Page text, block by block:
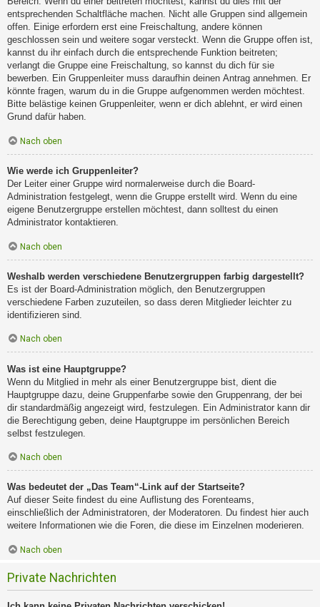
entsprechenden Schaltfläche machen. Nicht alle Gruppen sind allgemein
offen. Einige erfordern erst eine Freischaltung, andere können
geschlossen sein und weitere sogar versteckt. Wenn die Gruppe offen ist,
kannst du ihr einfach durch die entsprechende Funktion beitreten;
verlangt die Gruppe eine Freischaltung, so kannst du dich für sie
bewerben. Ein Gruppenleiter muss daraufhin deinen Antrag annehmen. Er
könnte fragen, warum du in die Gruppe aufgenommen werden möchtest.
Bitte belästige keinen Gruppenleiter, wenn er dich ablehnt, er wird einen
Grund dafür haben.
Nach oben
Wie werde ich Gruppenleiter?
Der Leiter einer Gruppe wird normalerweise durch die Board-
Administration festgelegt, wenn die Gruppe erstellt wird. Wenn du eine
eigene Benutzergruppe erstellen möchtest, dann solltest du einen
Administrator kontaktieren.
Nach oben
Weshalb werden verschiedene Benutzergruppen farbig dargestellt?
Es ist der Board-Administration möglich, den Benutzergruppen
verschiedene Farben zuzuteilen, so dass deren Mitglieder leichter zu
identifizieren sind.
Nach oben
Was ist eine Hauptgruppe?
Wenn du Mitglied in mehr als einer Benutzergruppe bist, dient die
Hauptgruppe dazu, deine Gruppenfarbe sowie den Gruppenrang, der bei
dir standardmäßig angezeigt wird, festzulegen. Ein Administrator kann dir
die Berechtigung geben, deine Hauptgruppe im persönlichen Bereich
selbst festzulegen.
Nach oben
Was bedeutet der „Das Team“-Link auf der Startseite?
Auf dieser Seite findest du eine Auflistung des Forenteams,
einschließlich der Administratoren, der Moderatoren. Du findest hier auch
weitere Informationen wie die Foren, die diese im Einzelnen moderieren.
Nach oben
Private Nachrichten